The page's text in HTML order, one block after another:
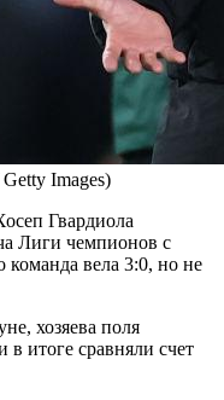
Images)
Гвардиола
Лиги чемпионов с
команда вела 3:0, но не
хозяева поля
итоге сравняли счет